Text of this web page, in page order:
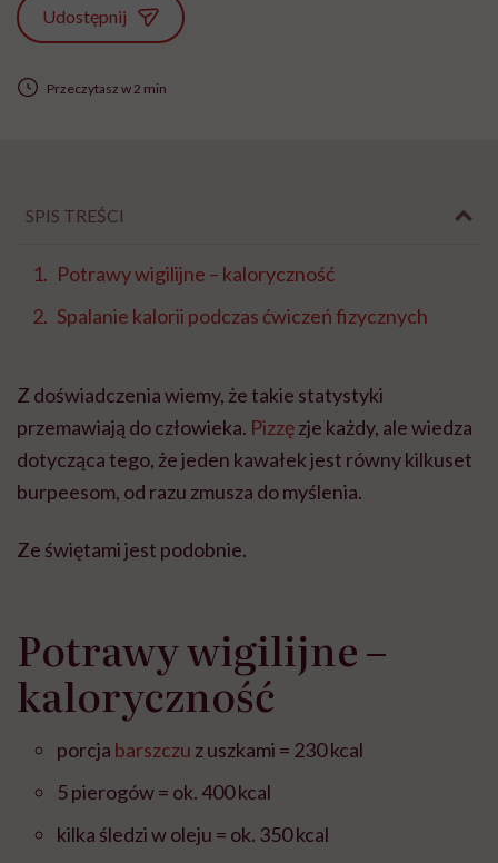
Udostępnij
Przeczytasz w 2 min
SPIS TREŚCI
Potrawy wigilijne – kaloryczność
Spalanie kalorii podczas ćwiczeń fizycznych
Z doświadczenia wiemy, że takie statystyki
przemawiają do człowieka. Pizzęzje każdy, ale wiedza
dotycząca tego, że jeden kawałek jest równy kilkuset
burpeesom, od razu zmusza do myślenia.
Ze świętami jest podobnie.
Potrawy wigilijne –
kaloryczność
porcja barszczu z uszkami = 230 kcal
5 pierogów = ok. 400 kcal
kilka śledzi w oleju = ok. 350 kcal